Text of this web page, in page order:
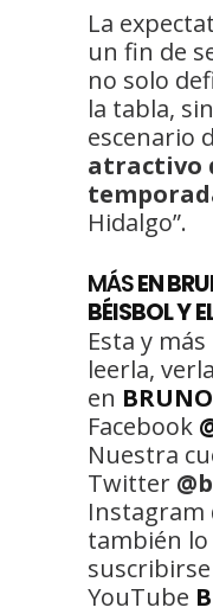
La
un fin de
no solo
la tabla,
escenario
atractivo
Hidalgo”.
MÁSEN
BÉISBOL Y
Esta y
leerla,
en
Facebook
Nuestra
Twitter
Instagram
también
YouTube